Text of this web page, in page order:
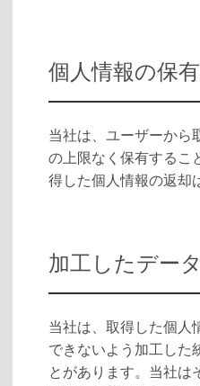
個人情報の保
当社は、ユーザーから
の上限なく保有するこ
得した個人情報の返却
加工したデー
当社は、取得した個人
できないよう加工した
とがあります。当社は